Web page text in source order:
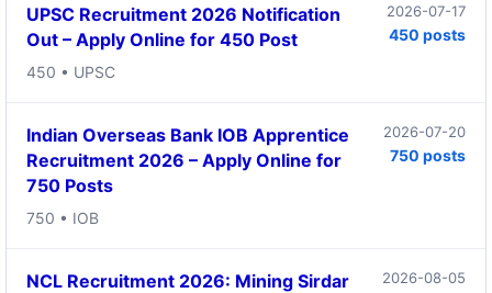
UPSC Recruitment 2026 Notification
Out – Apply Online for 450 Post
450 • UPSC
2026-07-17
450 posts
Indian Overseas Bank IOB Apprentice
Recruitment 2026 – Apply Online for
750 Posts
750 • IOB
2026-07-20
750 posts
NCL Recruitment 2026: Mining Sirdar
2026-08-05